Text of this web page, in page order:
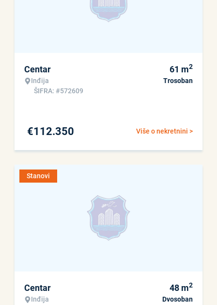
Centar
Inđija
ŠIFRA: #572609
61 m2
Trosoban
Više o nekretnini >
€112.350
Stanovi
Centar
Inđija
48 m2
Dvosoban